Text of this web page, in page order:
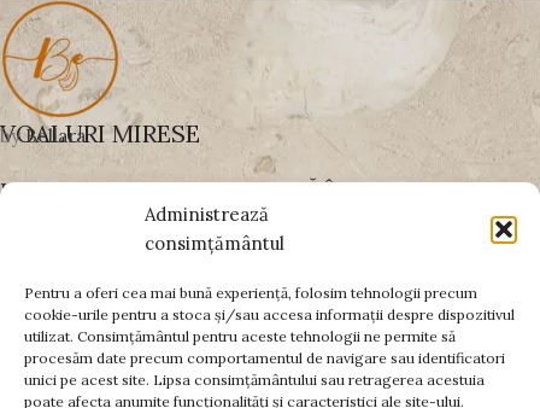
Administrează
consimțământul
Pentru a oferi cea mai bună experiență, folosim tehnologii precum
cookie-urile pentru a stoca și/sau accesa informații despre dispozitivul
utilizat. Consimțământul pentru aceste tehnologii ne permite să
procesăm date precum comportamentul de navigare sau identificatori
unici pe acest site. Lipsa consimțământului sau retragerea acestuia
poate afecta anumite funcționalități și caracteristici ale site-ului.
VOALURI MIRESE
byBellara
UN VOAL BINE ALES SCHIMBĂ ÎNTREAGA
PLĂȚI SECURIZATE PRIN:
DATE FISCALE